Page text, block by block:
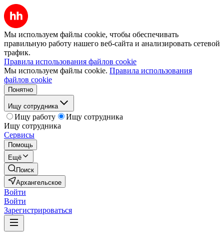
Мы используем файлы cookie, чтобы обеспечивать
правильную работу нашего веб-сайта и анализировать сетевой
трафик.
Правила использования файлов cookie
Мы используем файлы cookie. Правила использования
файлов cookie
Понятно
Ищу сотрудника
Ищу работу
Ищу сотрудника
Ищу сотрудника
Сервисы
Помощь
Ещё
Поиск
Архангельское
Войти
Войти
Зарегистрироваться